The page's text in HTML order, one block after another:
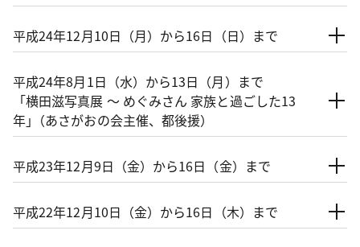
平成24年12月10日（月）から16日（日）まで
平成24年8月1日（水）から13日（月）まで
「横田滋写真展 ～ めぐみさん 家族と過ごした13
年｣（あさがおの会主催、都後援）
平成23年12月9日（金）から16日（金）まで
平成22年12月10日（金）から16日（木）まで